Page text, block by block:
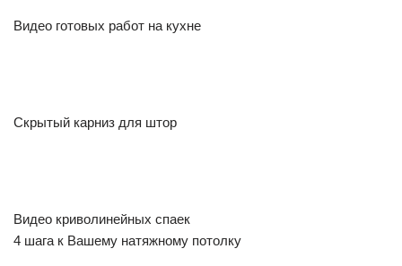
Видео готовых работ на кухне
Скрытый карниз для штор
Видео криволинейных спаек
4 шага к Вашему натяжному потолку